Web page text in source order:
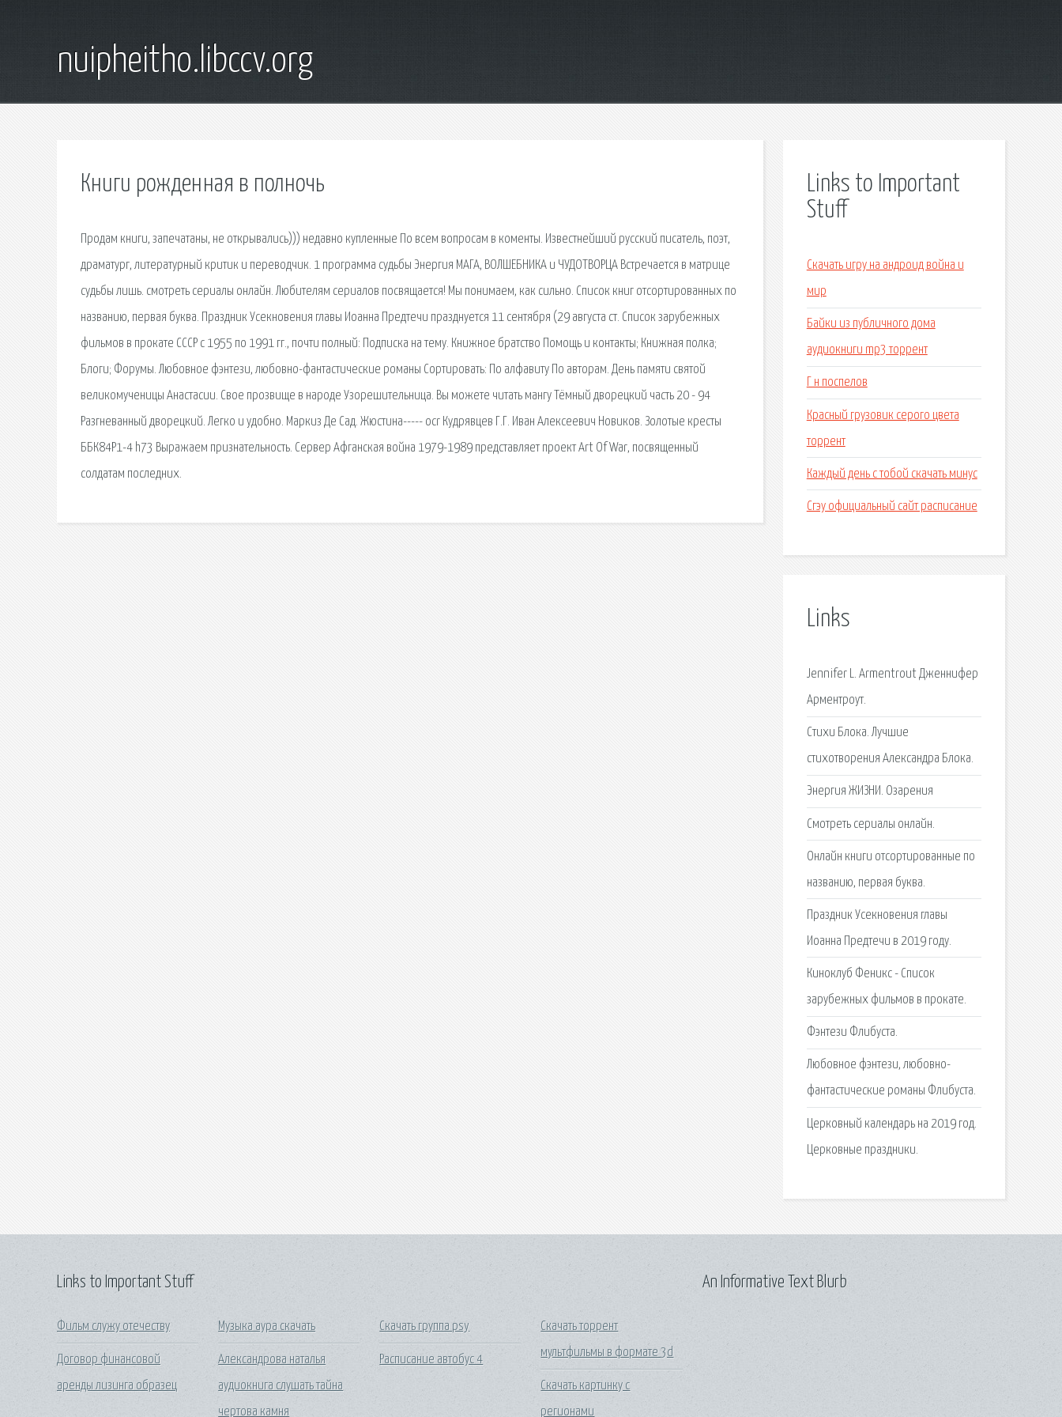
nuipheitho.libccv.org
Книги рожденная в полночь
Продам книги, запечатаны, не открывались))) недавно купленные По всем вопросам в коменты. Известнейший русский писатель, поэт,
драматург, литературный критик и переводчик. 1 программа судьбы Энергия МАГА, ВОЛШЕБНИКА и ЧУДОТВОРЦА Встречается в матрице
судьбы лишь. cмотреть сериалы онлайн. Любителям сериалов посвящается! Мы понимаем, как сильно. Список книг отсортированных по
названию, первая буква. Праздник Усекновения главы Иоанна Предтечи празднуется 11 сентября (29 августа ст. Список зарубежных
фильмов в прокате СССР с 1955 по 1991 гг., почти полный: Подписка на тему. Книжное братство Помощь и контакты; Книжная полка;
Блоги; Форумы. Любовное фэнтези, любовно-фантастические романы Сортировать: По алфавиту По авторам. День памяти святой
великомученицы Анастасии. Свое прозвище в народе Узорешительница. Вы можете читать мангу Тёмный дворецкий часть 20 - 94
Разгневанный дворецкий. Легко и удобно. Маркиз Де Сад. Жюстина----- ocr Кудрявцев Г.Г. Иван Алексеевич Новиков. Золотые кресты
ББК84Р1-4 h73 Выражаем признательность. Сервер Афганская война 1979-1989 представляет проект Art Of War, посвященный
солдатам последних.
Links to Important
Stuff
Скачать игру на андроид война и
мир
Байки из публичного дома
аудиокниги mp3 торрент
Г н поспелов
Красный грузовик серого цвета
торрент
Каждый день с тобой скачать минус
Сгэу официальный сайт расписание
Links
Jennifer L. Armentrout Дженнифер
Арментроут.
Стихи Блока. Лучшие
стихотворения Александра Блока.
Энергия ЖИЗНИ. Озарения
Cмотреть сериалы онлайн.
Онлайн книги отсортированные по
названию, первая буква.
Праздник Усекновения главы
Иоанна Предтечи в 2019 году.
Киноклуб Феникс - Список
зарубежных фильмов в прокате.
Фэнтези Флибуста.
Любовное фэнтези, любовно-
фантастические романы Флибуста.
Церковный календарь на 2019 год.
Церковные праздники.
Links to Important Stuff
Фильм служу отечеству
Договор финансовой
аренды лизинга образец
Музыка аура скачать
Александрова наталья
аудиокнига слушать тайна
чертова камня
Скачать группа psy
Расписание автобус 4
Скачать торрент
мультфильмы в формате 3d
Скачать картинку с
регионами
An Informative Text Blurb